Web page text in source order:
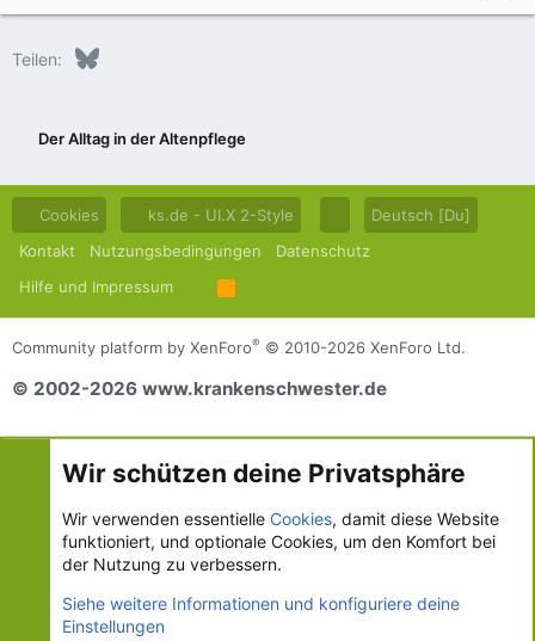
Teilen: Bluesky
Der Alltag in der Altenpflege
Cookies ks.de - UI.X 2-Style
Deutsch [Du]
Kontakt
Nutzungsbedingungen
Datenschutz
Hilfe und Impressum
R
S
S
Community platform by XenForo® © 2010-2026 XenForo Ltd.
© 2002-2026 www.krankenschwester.de
Wir schützen deine Privatsphäre
Wir verwenden essentielle Cookies, damit diese Website
funktioniert, und optionale Cookies, um den Komfort bei
der Nutzung zu verbessern.
Siehe weitere Informationen und konfiguriere deine
Einstellungen